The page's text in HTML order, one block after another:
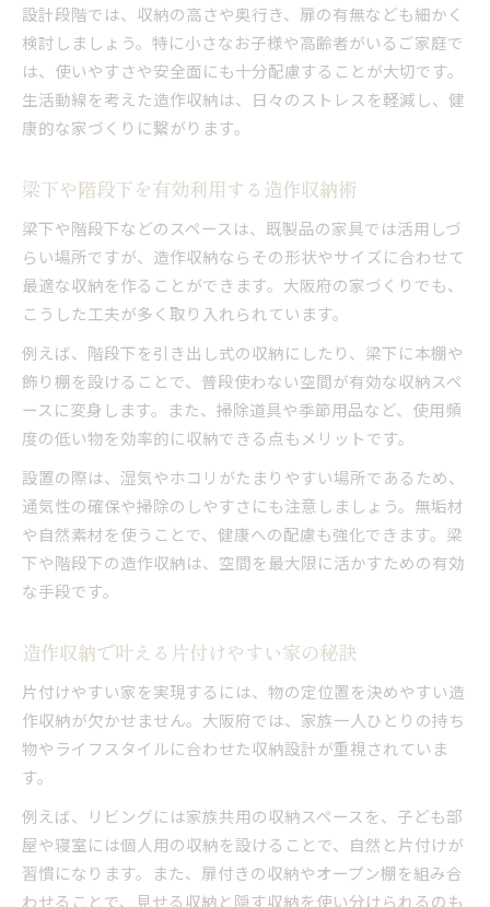
設計段階では、収納の高さや奥行き、扉の有無なども細かく
検討しましょう。特に小さなお子様や高齢者がいるご家庭で
は、使いやすさや安全面にも十分配慮することが大切です。
生活動線を考えた造作収納は、日々のストレスを軽減し、健
康的な家づくりに繋がります。
梁下や階段下を有効利用する造作収納術
梁下や階段下などのスペースは、既製品の家具では活用しづ
らい場所ですが、造作収納ならその形状やサイズに合わせて
最適な収納を作ることができます。大阪府の家づくりでも、
こうした工夫が多く取り入れられています。
例えば、階段下を引き出し式の収納にしたり、梁下に本棚や
飾り棚を設けることで、普段使わない空間が有効な収納スペ
ースに変身します。また、掃除道具や季節用品など、使用頻
度の低い物を効率的に収納できる点もメリットです。
設置の際は、湿気やホコリがたまりやすい場所であるため、
通気性の確保や掃除のしやすさにも注意しましょう。無垢材
や自然素材を使うことで、健康への配慮も強化できます。梁
下や階段下の造作収納は、空間を最大限に活かすための有効
な手段です。
造作収納で叶える片付けやすい家の秘訣
片付けやすい家を実現するには、物の定位置を決めやすい造
作収納が欠かせません。大阪府では、家族一人ひとりの持ち
物やライフスタイルに合わせた収納設計が重視されていま
す。
例えば、リビングには家族共用の収納スペースを、子ども部
屋や寝室には個人用の収納を設けることで、自然と片付けが
習慣になります。また、扉付きの収納やオープン棚を組み合
わせることで、見せる収納と隠す収納を使い分けられるのも